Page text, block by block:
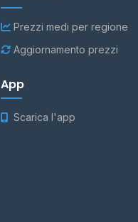
Prezzi medi per regione
Aggiornamento prezzi
App
Scarica l'app